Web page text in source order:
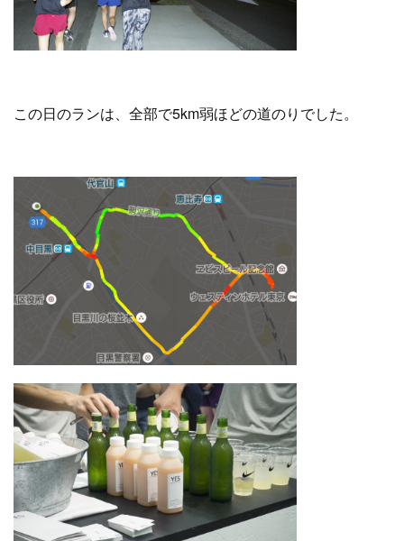
この日のランは、全部で5km弱ほどの道のりでした。